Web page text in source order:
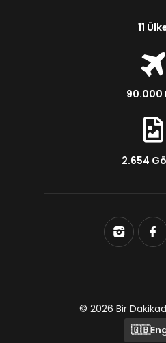
11
90.000
2.654
© 2026 Bir
🇬🇧